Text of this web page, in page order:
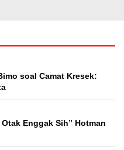
soal Camat Kresek:
Enggak Sih” Hotman